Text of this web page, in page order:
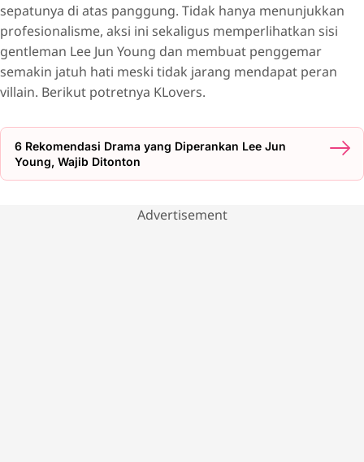
sepatunya di atas panggung. Tidak hanya menunjukkan
profesionalisme, aksi ini sekaligus memperlihatkan sisi
gentleman Lee Jun Young dan membuat penggemar
semakin jatuh hati meski tidak jarang mendapat peran
villain. Berikut potretnya KLovers.
6 Rekomendasi Drama yang Diperankan Lee Jun
Young, Wajib Ditonton
Advertisement